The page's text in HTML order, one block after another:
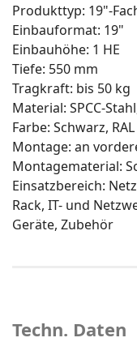
Produkttyp: 19"-
Einbauformat: 19"
Einbauhöhe: 1 HE
Tiefe: 550 mm
Tragkraft: bis 50 kg
Material: SPCC-
Farbe: Schwarz,
Montage: an
Montagematerial:
Einsatzbereich:
Rack, IT- und
Geräte, Zubehör
Techn. Daten